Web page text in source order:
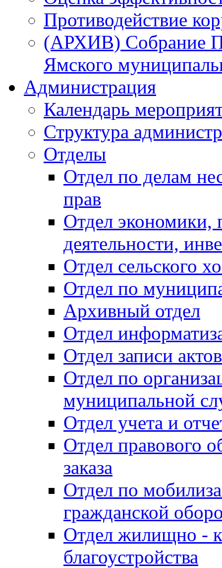
Противодействие
(АРХИВ) Собрание
Ямского
Администрация
Календарь
Структура
Отделы
Отдел по делам
прав
Отдел экономики,
деятельности,
Отдел сельского
Отдел по
Архивный отдел
Отдел
Отдел записи
Отдел по
муниципальной
Отдел учета и
Отдел правового
заказа
Отдел по
гражданской
Отдел жилищно -
благоустройства